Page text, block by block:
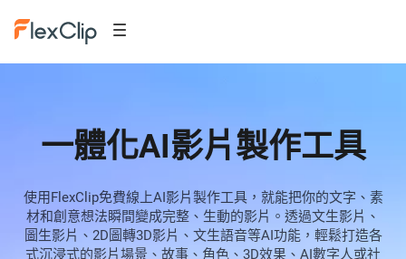
一體化AI影片製作工具
使用FlexClip免費線上AI影片製作工具，就能把你的文字、素
材和創意想法瞬間變成完整、生動的影片。透過文生影片、
圖生影片、2D圖轉3D影片、文生語音等AI功能，輕鬆打造各
式沉浸式的影片場景、故事、角色、3D效果、AI數字人或社